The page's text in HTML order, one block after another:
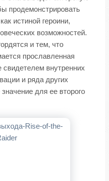
продемонстрировать
истиной героини,
возможностей.
и тем, что
прославленная
внутренних
и ряда других
для ее второго